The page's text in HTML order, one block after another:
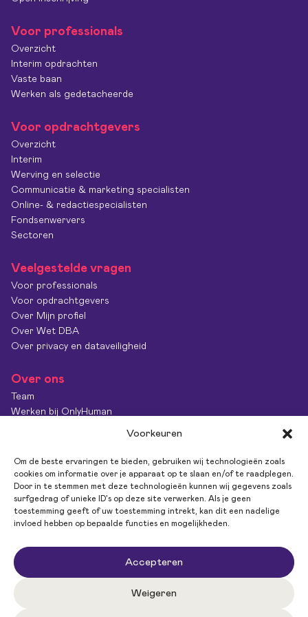
Voorkeuren
Om de beste ervaringen te bieden, gebruiken wij technologieën zoals
cookies om informatie over je apparaat op te slaan en/of te raadplegen.
Door in te stemmen met deze technologieën kunnen wij gegevens zoals
surfgedrag of unieke ID's op deze site verwerken. Als je geen
toestemming geeft of uw toestemming intrekt, kan dit een nadelige
invloed hebben op bepaalde functies en mogelijkheden.
Accepteren
Weigeren
Voor professionals
Overzicht
Interim opdrachten
Vaste baan
Werken als gedetacheerde
Voor opdrachtgevers
Overzicht
Interim
Werving en selectie
Communicatie & marketing specialisten
Online- & redactiespecialisten
Fondsenwervers
Sectoren
Veelgestelde vragen
Voor professionals
Voor opdrachtgevers
Over Mijn profiel
Over Wet DBA
Over privacy en dataveiligheid
Over ons
Team
Werken bij OnlyHuman
Diversiteit & Inclusie
OnlyImpact
Feedback